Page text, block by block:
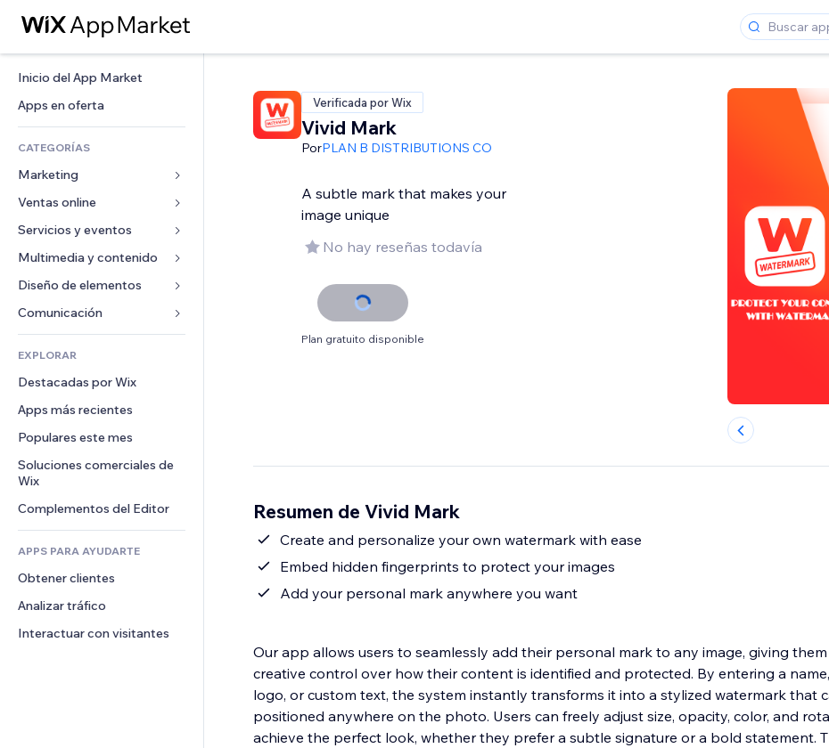
Inicio del App Market
Apps en oferta
CATEGORÍAS
Marketing
Anuncios
Móvil
Analíticas
Anuncios del sitio
Email
Ventas online
Apps para tiendas
Envíos y entregas
Botones de venta
Contabilidad
Cupones y fidelización
Almacenamiento de mercancía
Crowdfunding
Alimentos y bebidas
Servicios y eventos
Hoteles
Eventos
Restaurantes
Inmobiliarias
Reservas
Multimedia y contenido
Galerías
Música
Pódcast
Fotografía
Video
PDF
Compartir archivos
Noticias
Servicios de contenido
Efectos de texto
Diseño de elementos
Mapas y navegación
Privacidad y seguridad
Reloj
Plantillas para páginas
Efectos de imágenes
Botones y menús
Banners e insignias
Calculadoras
Buscar
Formularios
Encuestas
Chat
Comentarios
Teléfono
Comunidad
Reseñas y testimonios
EXPLORAR
Destacadas por Wix
Apps más recientes
Populares este mes
Soluciones comerciales de
Wix
Complementos del Editor
APPS PARA AYUDARTE
Obtener clientes
Analizar tráfico
Interactuar con visitantes
Verificada por Wix
Vivid Mark
PorPLAN B DISTRIBUTIONS CO
A subtle mark that makes your
image unique
No hay reseñas todavía
Plan gratuito disponible
Resumen de Vivid Mark
Create and personalize your own watermark with ease
Embed hidden fingerprints to protect your images
Add your personal mark anywhere you want
Our app allows users to seamlessly add their personal mark to any image, giving
creative control over how their content is identified and protected. By entering a
logo, or custom text, the system instantly transforms it into a stylized watermark that
positioned anywhere on the photo. Users can freely adjust size, opacity, color, and
achieve the perfect look, whether they prefer a subtle signature or a bold statement.